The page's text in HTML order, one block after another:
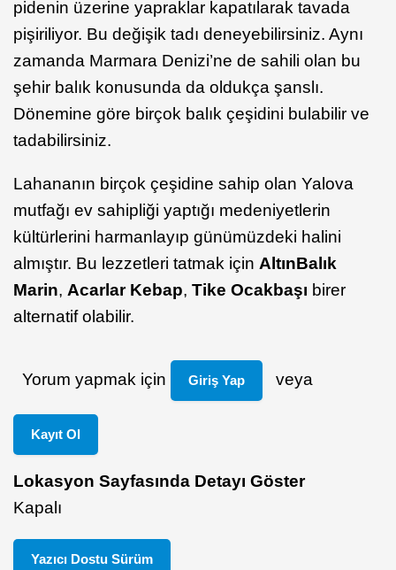
pidenin üzerine yapraklar kapatılarak tavada
pişiriliyor. Bu değişik tadı deneyebilirsiniz. Aynı
zamanda Marmara Denizi’ne de sahili olan bu
şehir balık konusunda da oldukça şanslı.
Dönemine göre birçok balık çeşidini bulabilir ve
tadabilirsiniz.
Lahananın birçok çeşidine sahip olan Yalova
mutfağı ev sahipliği yaptığı medeniyetlerin
kültürlerini harmanlayıp günümüzdeki halini
almıştır. Bu lezzetleri tatmak için AltınBalık
Marin, Acarlar Kebap, Tike Ocakbaşı birer
alternatif olabilir.
Yorum yapmak için Giriş Yap veya
Kayıt Ol
Lokasyon Sayfasında Detayı Göster
Kapalı
Yazıcı Dostu Sürüm